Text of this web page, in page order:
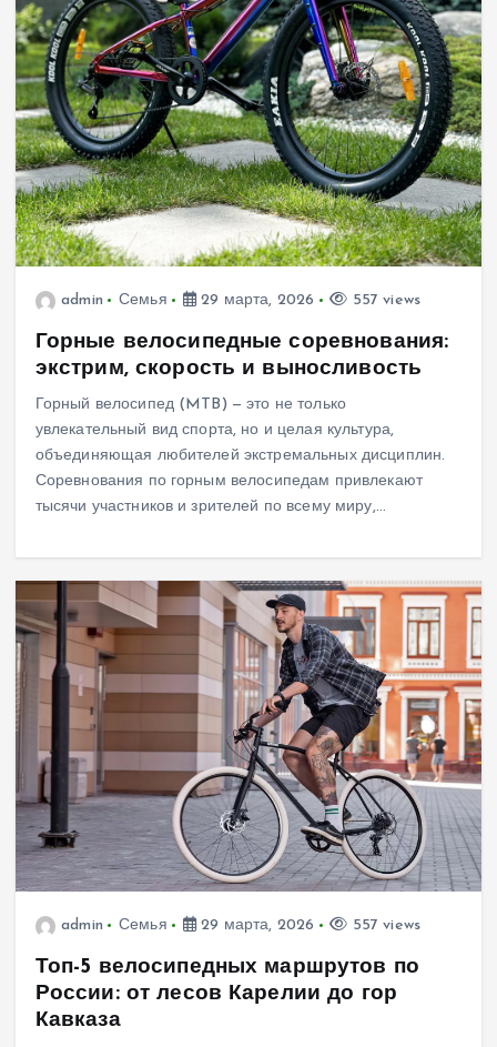
admin Семья 29 марта, 2026 557 views
Горные велосипедные соревнования:
экстрим, скорость и выносливость
Горный велосипед (MTB) — это не только
увлекательный вид спорта, но и целая культура,
объединяющая любителей экстремальных дисциплин.
Соревнования по горным велосипедам привлекают
тысячи участников и зрителей по всему миру,…
admin Семья 29 марта, 2026 557 views
Топ-5 велосипедных маршрутов по
России: от лесов Карелии до гор
Кавказа